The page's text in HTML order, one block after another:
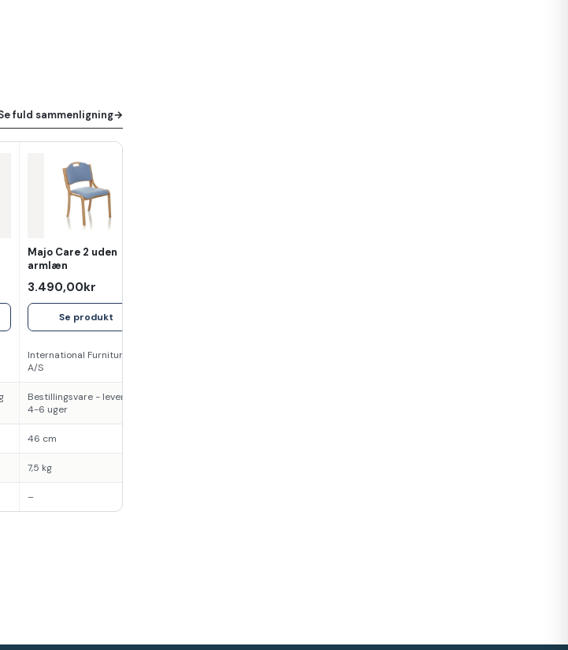
fuld sammenligning→
Majo Care 2 uden
armlæn
3.490,00kr
Se produkt
International Furniture
A/S
Bestillingsvare - levering
4-6 uger
46 cm
7,5 kg
–